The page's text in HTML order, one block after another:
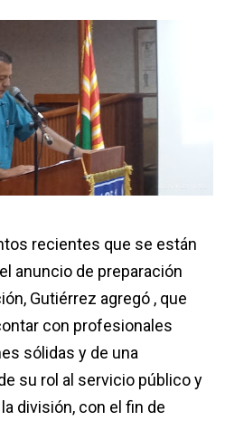
recientes que se están
anuncio de preparación
Gutiérrez agregó , que
con profesionales
sólidas y de una
su rol al servicio público y
división, con el fin de